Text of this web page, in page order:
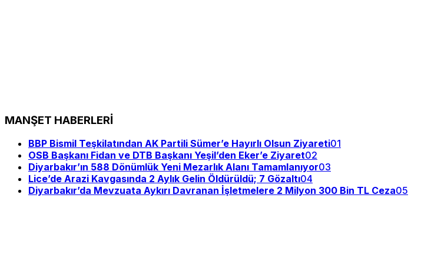
MANŞET HABERLERİ
BBP Bismil Teşkilatından AK Partili Sümer’e Hayırlı Olsun Ziyareti01
OSB Başkanı Fidan ve DTB Başkanı Yeşil’den Eker’e Ziyaret02
Diyarbakır’ın 588 Dönümlük Yeni Mezarlık Alanı Tamamlanıyor03
Lice’de Arazi Kavgasında 2 Aylık Gelin Öldürüldü; 7 Gözaltı04
Diyarbakır’da Mevzuata Aykırı Davranan İşletmelere 2 Milyon 300 Bin TL Ceza05